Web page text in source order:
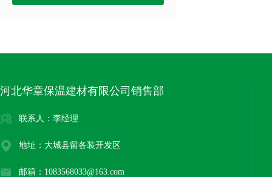
河北华章保温建材有限公司销售部
联系人：李经理
地址：大城县留各装开发区
邮箱：1083568033@163.com